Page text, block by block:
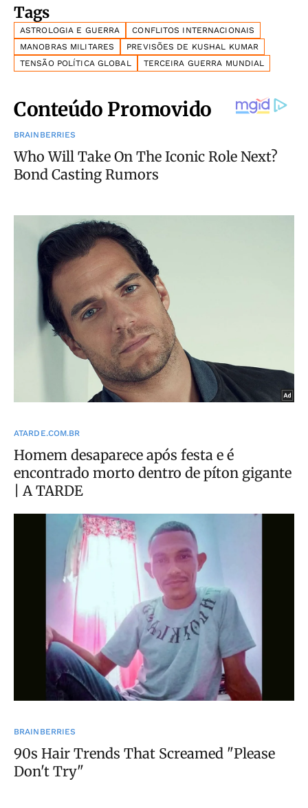
Tags
ASTROLOGIA E GUERRA
CONFLITOS INTERNACIONAIS
MANOBRAS MILITARES
PREVISÕES DE KUSHAL KUMAR
TENSÃO POLÍTICA GLOBAL
TERCEIRA GUERRA MUNDIAL